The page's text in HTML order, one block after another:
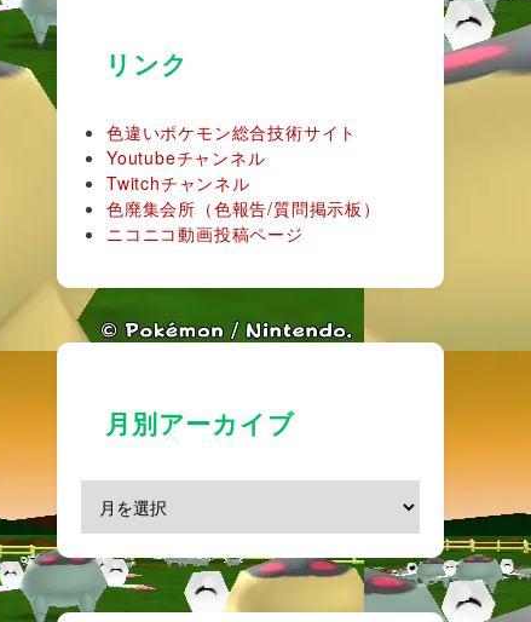
リンク
色違いポケモン総合技術サイト
Youtubeチャンネル
Twitchチャンネル
色廃集会所（色報告/質問掲示板）
ニコニコ動画投稿ページ
月別アーカイブ